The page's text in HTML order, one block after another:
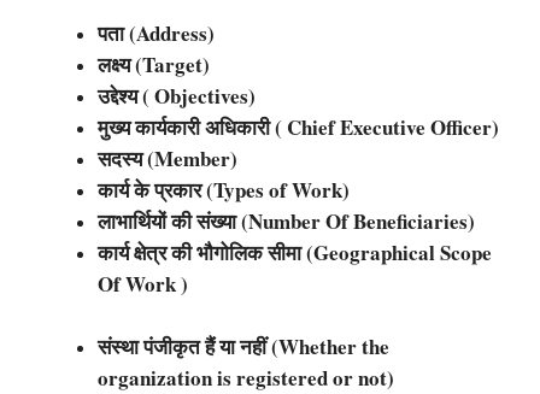
पता (Address)
लक्ष्य (Target)
उद्देश्य ( Objectives)
मुख्य कार्यकारी अधिकारी ( Chief Executive Officer)
सदस्य (Member)
कार्य के प्रकार (Types of Work)
लाभार्थियों की संख्या (Number Of Beneficiaries)
कार्य क्षेत्र की भौगोलिक सीमा (Geographical Scope
Of Work )
संस्था पंजीकृत हैं या नहीं (Whether the
organization is registered or not)